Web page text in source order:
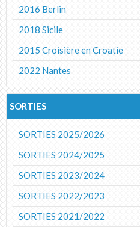
2016 Berlin
2018 Sicile
2015 Croisière en Croatie
2022 Nantes
SORTIES
SORTIES 2025/2026
SORTIES 2024/2025
SORTIES 2023/2024
SORTIES 2022/2023
SORTIES 2021/2022